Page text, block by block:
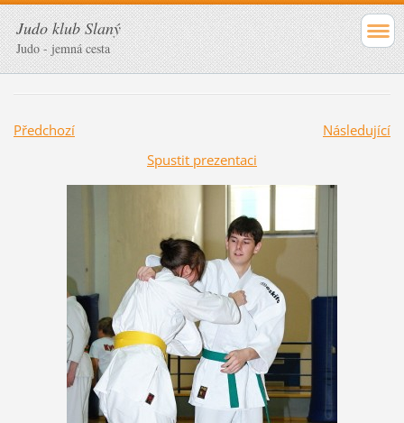
Judo klub Slaný
Judo - jemná cesta
Předchozí
Následující
Spustit prezentaci